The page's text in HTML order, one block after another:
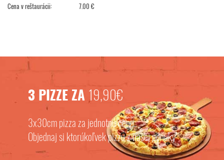
Cena v reštaurácii:
7.00 €
3 PIZZE ZA 19,90€
3x30cm pizza za jednotnú cenu.
Objednaj si ktorúkoľvek pizzu z našej ponuky